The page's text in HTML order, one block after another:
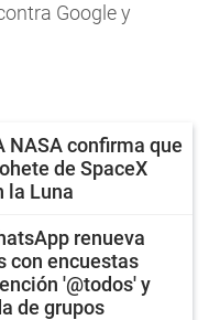
Google y
NASA confirma que
de SpaceX
la Luna
renueva
con encuestas
'@todos' y
de grupos